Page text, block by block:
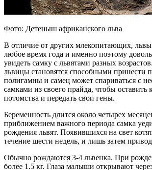
Фото: Детеныш африканского льва
В отличие от других млекопитающих, львы
любое время года и именно поэтому
увидеть самку с львятами разных
львицы становятся способными принести
полигамны и самец может спариваться с
самками из своего прайда, чтобы
потомства и передать свои гены.
Беременность длится около четырех
приближением важного периода самка
рождения львят. Появившихся на свет
течение шести недель, и лишь затем
Обычно рождаются 3-4 львенка. При
более 1.5 кг. Глаза малыши открывают